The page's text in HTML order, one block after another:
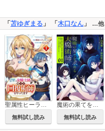
「苫ゆぎまる 」 「木口なん 」 …他
聖属性ヒーラーは女騎士団の助っ人回復術師をやってます
無料試し読み
魔術の果てを求める大魔術師
無料試し読み